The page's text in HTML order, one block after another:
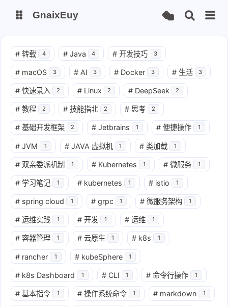
主页
站点运行监测 Nas私有云
it-tools工具集 ChatGPT-Next
爱国学习平台(暂时关闭) LobeHub 智能AI聚合站
GnaixEuy
# 转载 4 # Java 4 # 开发技巧 3
# macOS 3 # AI 3 # Docker 3 # 生活 3
# 快速录入 2 # Linux 2 # DeepSeek 2
# 教程 2 # 技能指北 2 # 思考 2
# 基础开发框架 2 # Jetbrains 1 # 便捷操作 1
# JVM 1 # JAVA 虚拟机 1 # 类加载 1
# 双亲委派机制 1 # Kubernetes 1 # 微服务 1
# 学习笔记 1 # kubernetes 1 # istio 1
# spring cloud 1 # grpc 1 # 微服务架构 1
# 运维实践 1 # 开发 1 # 运维 1
# 容器管理 1 # 云原生 1 # k8s 1
# rancher 1 # kubeSphere 1
# k8s Dashboard 1 # CLI 1 # 命令行操作 1
# 基本指令 1 # 操作系统命令 1 # markdown 1